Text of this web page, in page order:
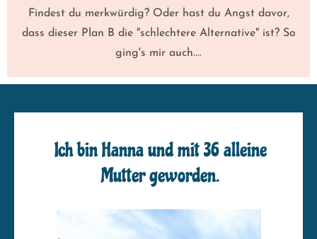
Findest du merkwürdig? Oder hast du Angst davor,
dass dieser Plan B die "schlechtere Alternative" ist? So
ging's mir auch....
Ich bin Hanna und mit 36 alleine
Mutter geworden.